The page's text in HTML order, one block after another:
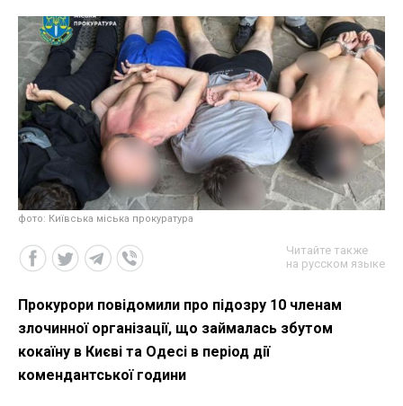
фото: Київська міська прокуратура
Читайте также
на русском языке
Прокурори повідомили про підозру 10 членам
злочинної організації, що займалась збутом
кокаїну в Києві та Одесі в період дії
комендантської години